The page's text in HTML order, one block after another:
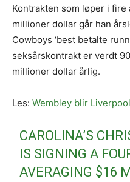
Kontrakten som løper i fire
millioner dollar går han
Cowboys ‘best betalte
seksårskontrakt er verdt
millioner dollar årlig.
Les: Wembley blir
CAROLINA’S
IS SIGNING A
AVERAGING $16